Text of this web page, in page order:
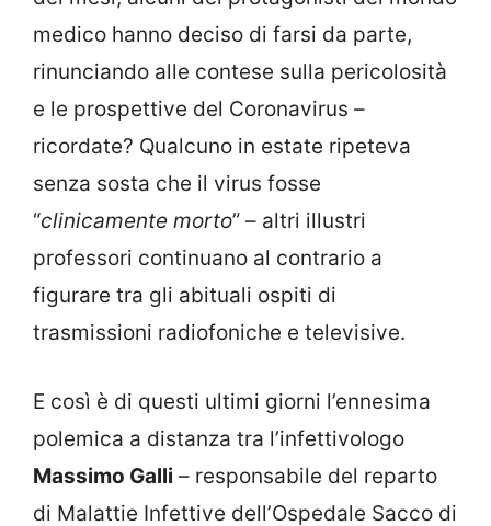
medico hanno deciso di farsi da parte,
rinunciando alle contese sulla pericolosità
e le prospettive del Coronavirus –
ricordate? Qualcuno in estate ripeteva
senza sosta che il virus fosse
“clinicamente morto” – altri illustri
professori continuano al contrario a
figurare tra gli abituali ospiti di
trasmissioni radiofoniche e televisive.
E così è di questi ultimi giorni l’ennesima
polemica a distanza tra l’infettivologo
Massimo Galli – responsabile del reparto
di Malattie Infettive dell’Ospedale Sacco di